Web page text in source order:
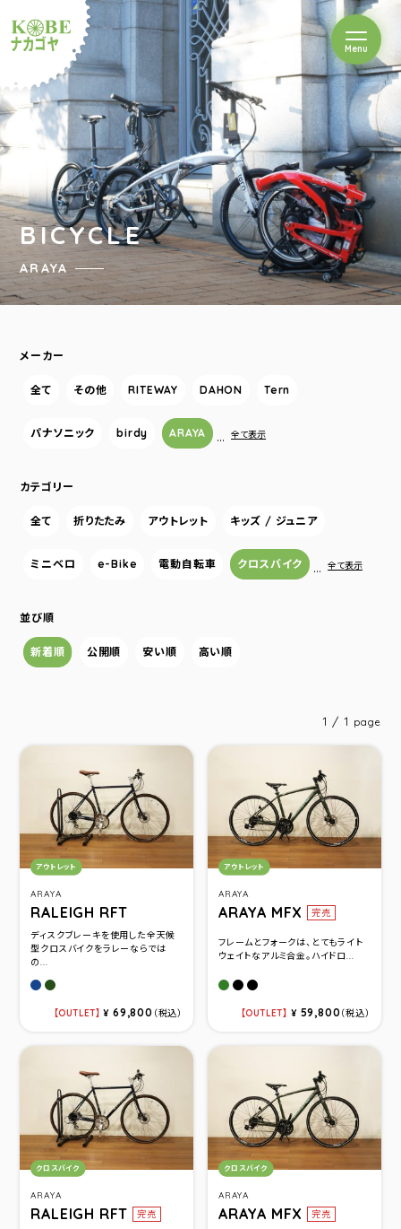
ルショップナカゴヤ
Menuを開閉
BICYCLE
ARAYA
メーカー
全て その他 RITEWAY DAHON Tern
パナソニック birdy ARAYA … 全て表示
カテゴリー
全て 折りたたみ アウトレット キッズ / ジュニア
ミニベロ e-Bike 電動自転車 クロスバイク … 全て表示
並び順
新着順 公開順 安い順 高い順
1 / 1 page
ARAYA
RALEIGH RFT
カテゴリ：
アウトレット
ディスクブレーキを使用した全天候
型クロスバイクをラレーならでは
の...
アガトブルー(520)
クラブグリーン(480)
OUTLET ¥ 69,800 （税込）
ARAYA
ARAYA MFX 完売
カテゴリ：
アウトレット
フレームとフォークは、とてもライト
ウェイトなアルミ合金。ハイドロ...
マットカーキ(460)
マットブラック(460)
マットブラック(420)
OUTLET ¥ 59,800（税込）
ARAYA
RALEIGH RFT 完売
カテゴリ：
クロスバイク
ARAYA
ARAYA MFX 完売
カテゴリ：
クロスバイク